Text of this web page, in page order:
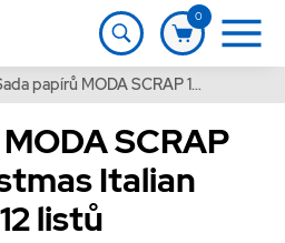
0
Sada papírů MODA SCRAP 12x12" - Christmas Italian Style - sada 12 listů
SCRAP
Italian
listů